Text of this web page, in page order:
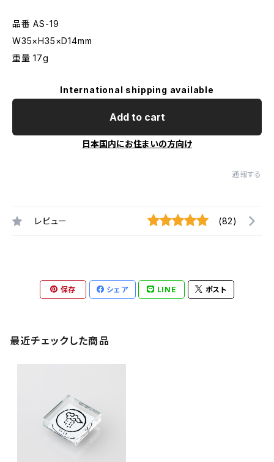
品番 AS-19
W35×H35×D14mm
重量 17g
International shipping available
Add to cart
日本国内にお住まいの方向け
通報する
レビュー (82)
保存 シェア LINE ポスト
最近チェックした商品